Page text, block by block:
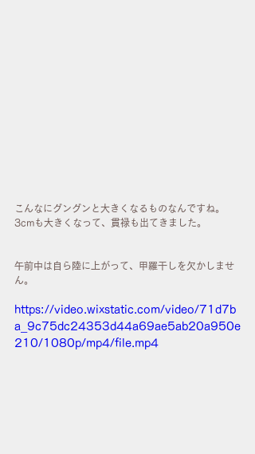
こんなにグングンと大きくなるものなんですね。
3cmも大きくなって、貫禄も出てきました。
午前中は自ら陸に上がって、甲羅干しを欠かしませ
ん。
https://video.wixstatic.com/video/71d7b
a_9c75dc24353d44a69ae5ab20a950e
210/1080p/mp4/file.mp4